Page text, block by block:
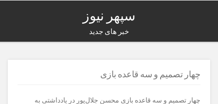
سپهر نیوز
خبر های جدید
چهار تصمیم و سه قاعده بازی
چهار تصمیم و سه قاعده بازی محسن جلال‌پور در یادداشتی به